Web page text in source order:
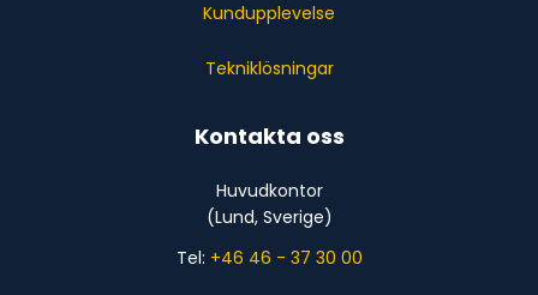
Kundupplevelse
Tekniklösningar
Kontakta oss
Huvudkontor
(Lund, Sverige)
Tel: +46 46 - 37 30 00